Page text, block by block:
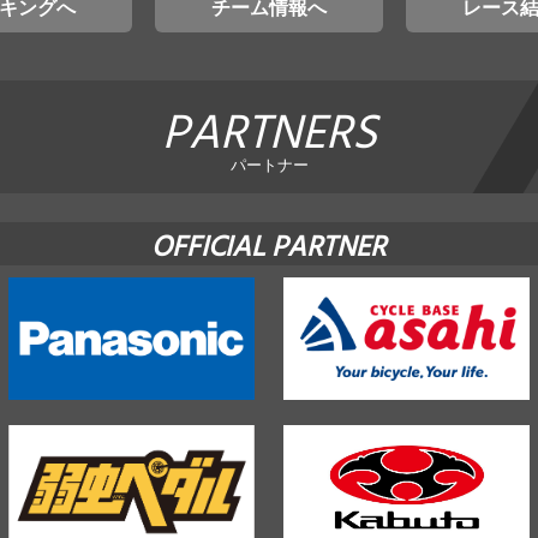
ングへ チーム情報へ レース
PARTNERS
パートナー
OFFICIAL PARTNER